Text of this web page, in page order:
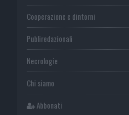
Cooperazione e dintorni
Publiredazionali
Necrologie
Chi siamo
Abbonati